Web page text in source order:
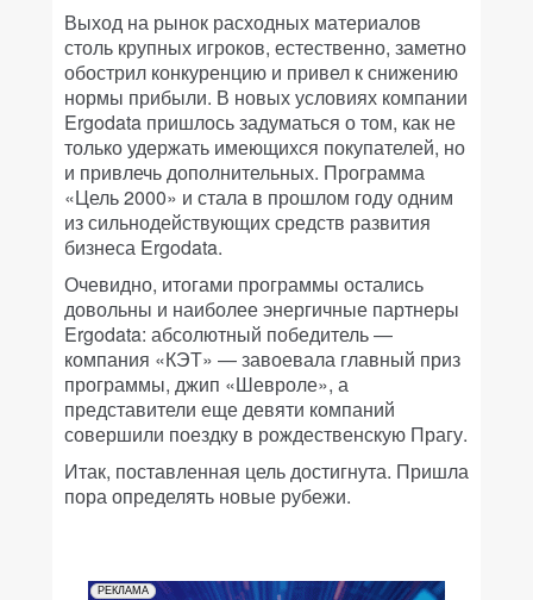
Выход на рынок расходных материалов
столь крупных игроков, естественно, заметно
обострил конкуренцию и привел к снижению
нормы прибыли. В новых условиях компании
Ergodata пришлось задуматься о том, как не
только удержать имеющихся покупателей, но
и привлечь дополнительных. Программа
«Цель 2000» и стала в прошлом году одним
из сильнодействующих средств развития
бизнеса Ergodata.
Очевидно, итогами программы остались
довольны и наиболее энергичные партнеры
Ergodata: абсолютный победитель —
компания «КЭТ» — завоевала главный приз
программы, джип «Шевроле», а
представители еще девяти компаний
совершили поездку в рождественскую Прагу.
Итак, поставленная цель достигнута. Пришла
пора определять новые рубежи.
РЕКЛАМА